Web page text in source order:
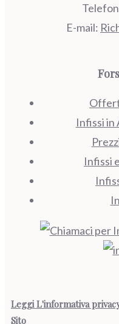
E-mail:
Infissi in
Infissi
Leggi L'informativa
Sito